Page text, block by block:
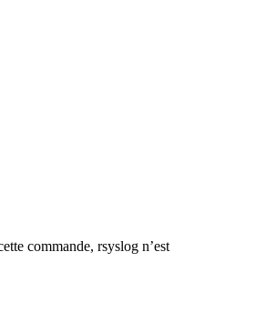
commande, rsyslog n’est